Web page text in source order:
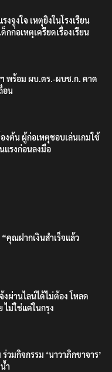
จูงใจ เหตุยิงในโรงเรียน
ก่อเหตุเครียดเรื่องเรียน
พร้อม ผบ.ตร.-ผบช.ก. คาด
อน
งต้น ผู้ก่อเหตุชอบเล่นเกมใช้
แรงก่อนลงมือ
คุณฝากเงินสำเร็จแล้ว
งผ่านไลน์ได้ไม่ต้อง โหลด
ไม่ใช่แค่ในกรุง
วมกิจกรรม ‘นาวาภิกขาจาร’
ำ